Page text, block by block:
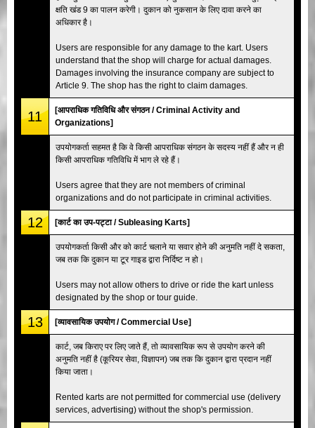
क्षति खंड 9 का पालन करेगी। दुकान को नुकसान के लिए दावा करने का
अधिकार है।
Users are responsible for any damage to the kart. Users
understand that the shop will charge for actual damages.
Damages involving the insurance company are subject to
Article 9. The shop has the right to claim damages.
11
[आपराधिक गतिविधि और संगठन / Criminal Activity and
Organizations]
उपयोगकर्ता सहमत है कि वे किसी आपराधिक संगठन के सदस्य नहीं हैं और न ही
किसी आपराधिक गतिविधि में भाग ले रहे हैं।
Users agree that they are not members of criminal
organizations and do not participate in criminal activities.
12 [कार्ट का उप-पट्टा / Subleasing Karts]
उपयोगकर्ता किसी और को कार्ट चलाने या सवार होने की अनुमति नहीं दे सकता,
जब तक कि दुकान या टूर गाइड द्वारा निर्दिष्ट न हो।
Users may not allow others to drive or ride the kart unless
designated by the shop or tour guide.
13 [व्यावसायिक उपयोग / Commercial Use]
कार्ट, जब किराए पर लिए जाते हैं, तो व्यावसायिक रूप से उपयोग करने की
अनुमति नहीं है (कूरियर सेवा, विज्ञापन) जब तक कि दुकान द्वारा प्रदान नहीं
किया जाता।
Rented karts are not permitted for commercial use (delivery
services, advertising) without the shop's permission.